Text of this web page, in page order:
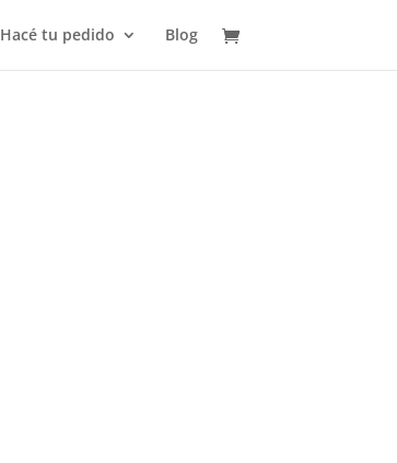
Hacé tu pedido Blog